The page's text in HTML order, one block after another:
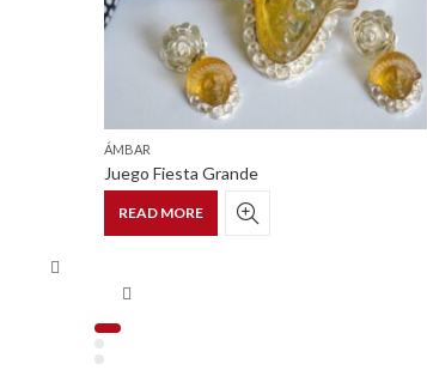
ÁMBAR
Juego Fiesta Grande
READ MORE